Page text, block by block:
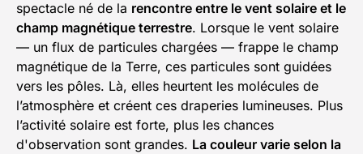
spectacle né de la rencontre entre le vent solaire et le
champ magnétique terrestre. Lorsque le vent solaire
— un flux de particules chargées — frappe le champ
magnétique de la Terre, ces particules sont guidées
vers les pôles. Là, elles heurtent les molécules de
l’atmosphère et créent ces draperies lumineuses. Plus
l’activité solaire est forte, plus les chances
d'observation sont grandes. La couleur varie selon la